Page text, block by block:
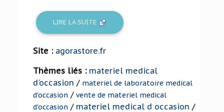
LIRE LA SUITE
Site : agorastore.fr
Thèmes liés : materiel medical
d'occasion / materiel de laboratoire medical
d'occasion / vente de materiel medical
d'occasion / materiel medical d occasion /